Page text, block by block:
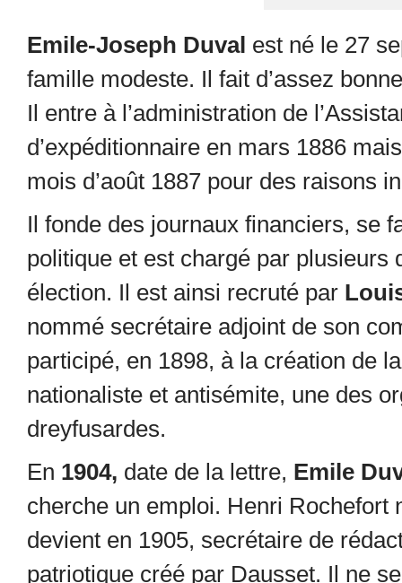
Emile-Joseph Duval est né le 27
famille modeste. Il fait d’assez
Il entre à l’administration de
d’expéditionnaire en mars 1886
mois d’août 1887 pour des raisons
Il fonde des journaux financiers, se
politique et est chargé par plusieurs
élection. Il est ainsi recruté par
nommé secrétaire adjoint de son
participé, en 1898, à la création de
nationaliste et antisémite, une des
dreyfusardes.
En 1904, date de la lettre, Emile
cherche un emploi. Henri Rochefort
devient en 1905, secrétaire de
patriotique créé par Dausset. Il ne